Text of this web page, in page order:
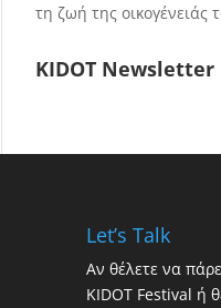
τη ζωή της οικογένειάς
KIDOT Newsletter
Let’s Talk
Αν θέλετε να
KIDOT Festival ή